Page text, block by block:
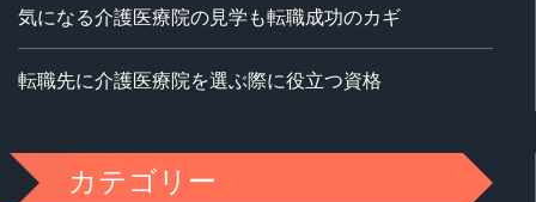
気になる介護医療院の見学も転職成功のカギ
転職先に介護医療院を選ぶ際に役立つ資格
カテゴリー